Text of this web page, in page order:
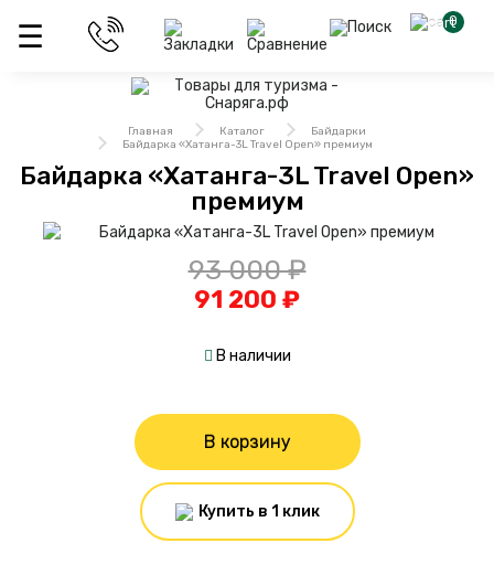
0
Главная Каталог
Байдарки
Байдарка «Хатанга-3L Travel Open» премиум
Байдарка «Хатанга-3L Travel Open»
премиум
93 000 ₽
91 200 ₽
В наличии
В корзину
Купить в 1 клик